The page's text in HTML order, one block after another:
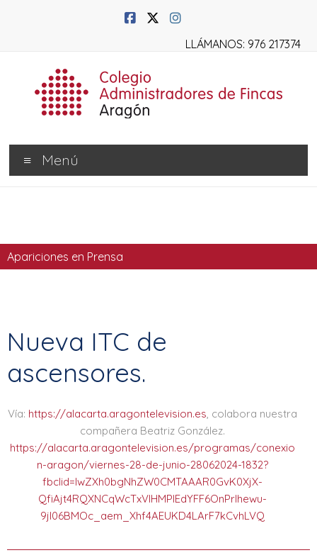
LLÁMANOS: 976 217374
Menú
Apariciones en Prensa
Nueva ITC de
ascensores.
Vía: https://alacarta.aragontelevision.es, colabora nuestra
compañera Beatriz González.
https://alacarta.aragontelevision.es/programas/conexio
n-aragon/viernes-28-de-junio-28062024-1832?
fbclid=IwZXh0bgNhZW0CMTAAAR0GvK0XjX-
QfiAjt4RQXNCqWcTxVlHMPlEdYFF6OnPrlhewu-
9jl06BMOc_aem_Xhf4AEUKD4LArF7kCvhLVQ